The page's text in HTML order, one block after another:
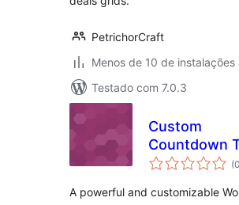
PetrichorCraft
Menos de 10 de instalações
Testado com 7.0.3
Custom
Countdown
(0
A powerful and customizable